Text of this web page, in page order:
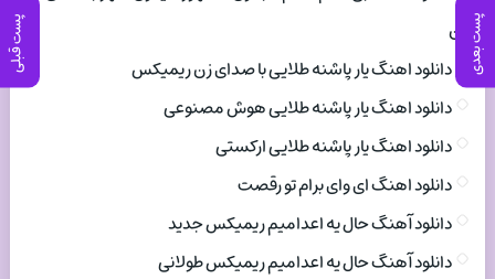
پست بعدی پست قبلی
زن
دانلود اهنگ یار پاشنه طلایی با صدای زن ریمیکس
دانلود اهنگ یار پاشنه طلایی هوش مصنوعی
دانلود اهنگ یار پاشنه طلایی ارکستی
دانلود اهنگ ای وای برام تو رقصت
دانلود آهنگ حال یه اعدامیم ریمیکس جدید
دانلود آهنگ حال یه اعدامیم ریمیکس طولانی